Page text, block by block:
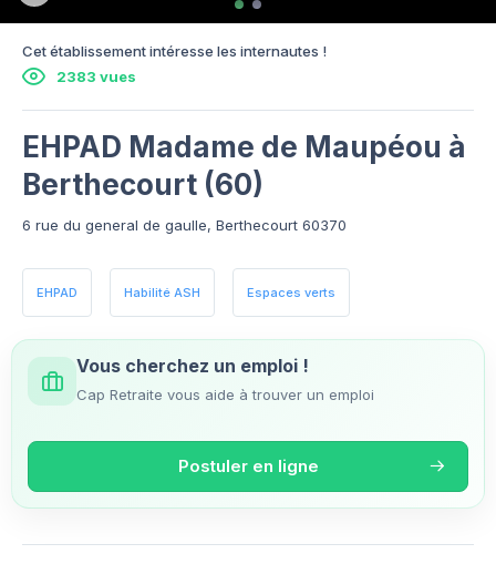
Cet établissement intéresse les internautes !
2383 vues
EHPAD Madame de Maupéou à
Berthecourt (60)
6 rue du general de gaulle, Berthecourt 60370
EHPAD Habilité ASH Espaces verts
Vous cherchez un emploi !
Cap Retraite vous aide à trouver un emploi
Postuler en ligne